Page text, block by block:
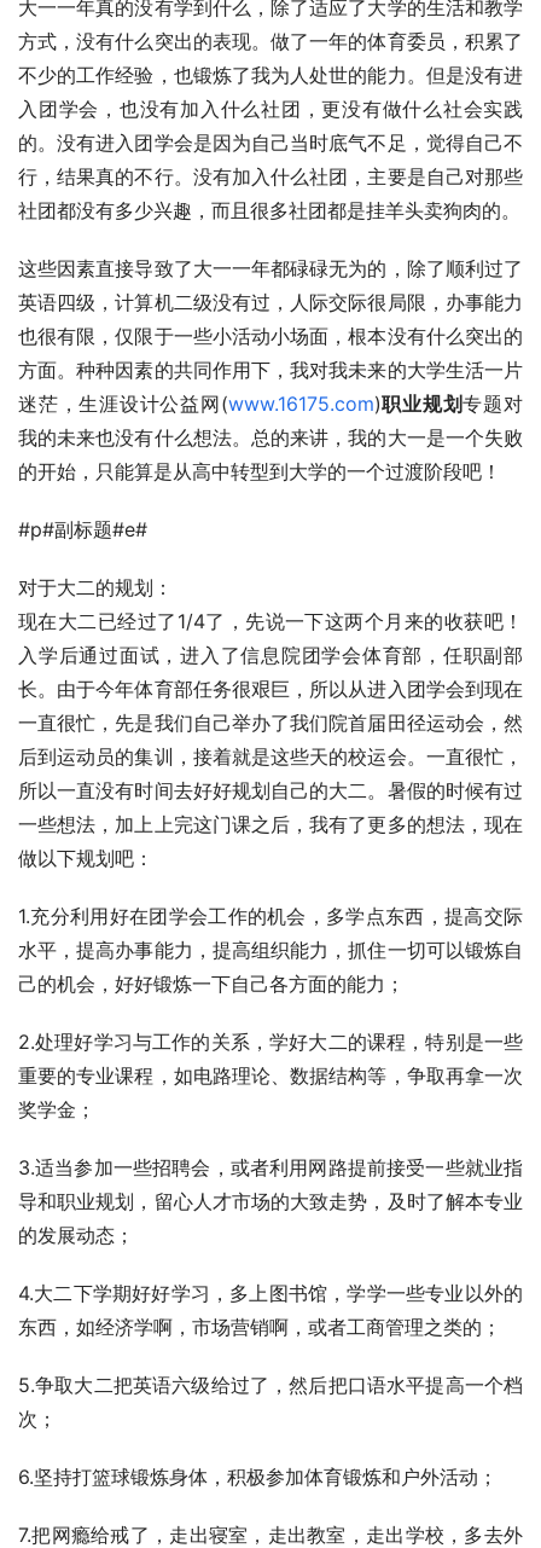
大一一年真的没有学到什么，除了适应了大学的生活和教学
方式，没有什么突出的表现。做了一年的体育委员，积累了
不少的工作经验，也锻炼了我为人处世的能力。但是没有进
入团学会，也没有加入什么社团，更没有做什么社会实践
的。没有进入团学会是因为自己当时底气不足，觉得自己不
行，结果真的不行。没有加入什么社团，主要是自己对那些
社团都没有多少兴趣，而且很多社团都是挂羊头卖狗肉的。
这些因素直接导致了大一一年都碌碌无为的，除了顺利过了
英语四级，计算机二级没有过，人际交际很局限，办事能力
也很有限，仅限于一些小活动小场面，根本没有什么突出的
方面。种种因素的共同作用下，我对我未来的大学生活一片
迷茫，生涯设计公益网(www.16175.com)职业规划专题对
我的未来也没有什么想法。总的来讲，我的大一是一个失败
的开始，只能算是从高中转型到大学的一个过渡阶段吧！
#p#副标题#e#
对于大二的规划：
现在大二已经过了1/4了，先说一下这两个月来的收获吧！
入学后通过面试，进入了信息院团学会体育部，任职副部
长。由于今年体育部任务很艰巨，所以从进入团学会到现在
一直很忙，先是我们自己举办了我们院首届田径运动会，然
后到运动员的集训，接着就是这些天的校运会。一直很忙，
所以一直没有时间去好好规划自己的大二。暑假的时候有过
一些想法，加上上完这门课之后，我有了更多的想法，现在
做以下规划吧：
1.充分利用好在团学会工作的机会，多学点东西，提高交际
水平，提高办事能力，提高组织能力，抓住一切可以锻炼自
己的机会，好好锻炼一下自己各方面的能力；
2.处理好学习与工作的关系，学好大二的课程，特别是一些
重要的专业课程，如电路理论、数据结构等，争取再拿一次
奖学金；
3.适当参加一些招聘会，或者利用网路提前接受一些就业指
导和职业规划，留心人才市场的大致走势，及时了解本专业
的发展动态；
4.大二下学期好好学习，多上图书馆，学学一些专业以外的
东西，如经济学啊，市场营销啊，或者工商管理之类的；
5.争取大二把英语六级给过了，然后把口语水平提高一个档
次；
6.坚持打篮球锻炼身体，积极参加体育锻炼和户外活动；
7.把网瘾给戒了，走出寝室，走出教室，走出学校，多去外